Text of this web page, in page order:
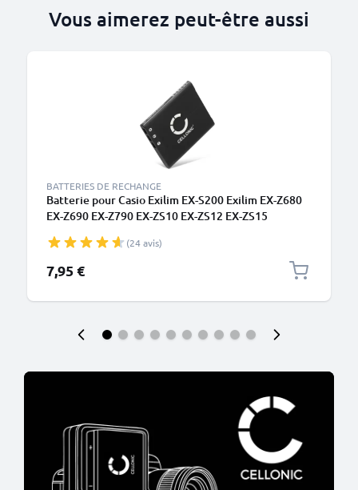
Vous aimerez peut-être aussi
BATTERIES DE RECHANGE
Batterie pour Casio Exilim EX-S200 Exilim EX-Z680
EX-Z690 EX-Z790 EX-ZS10 EX-ZS12 EX-ZS15
(24 avis)
7,95 €